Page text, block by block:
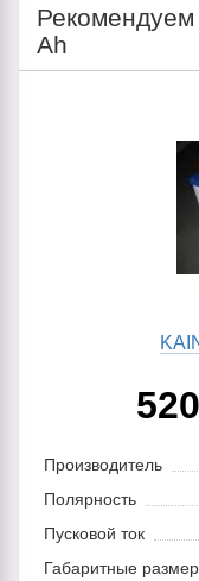
Ah
Производитель
Полярность
Пусковой ток
Габаритные